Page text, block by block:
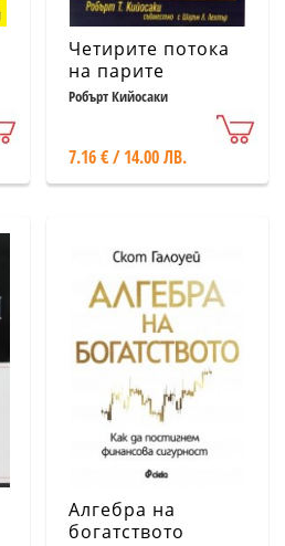
Четирите потока
на парите
Робърт Кийосаки
7.16 € / 14.00 ЛВ.
Алгебра на
богатството